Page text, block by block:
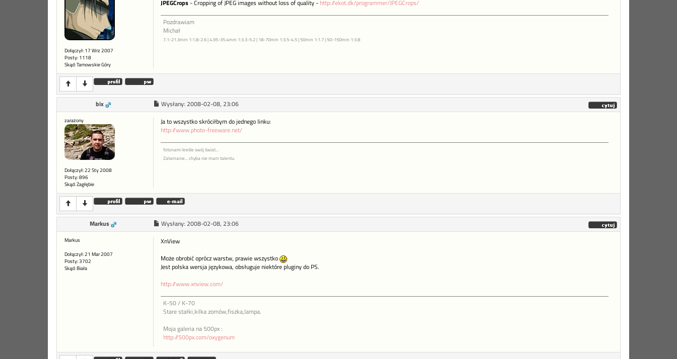
Dołączył: 17 Wrz 2007
Posty: 1118
Skąd: Tarnowskie Góry
JPEGCrops- Cropping of JPEG images without loss of quality - http://ekot.dk/programmer/JPEGCrops/
Pozdrawiam
Michał
7.1-21.3mm 1:1.8-2.6 | 4.95-35.4mm 1:3.3-5.2 | 18-70mm 1:3.5-4.5 | 50mm 1:1.7 | 50-150mm 1:3.8
bix Wysłany: 2008-02-08, 23:06
zarażony
Dołączył: 22 Sty 2008
Posty: 896
Skąd: Zagłębie
Ja to wszystko skróciłbym do jednego linku:
http://www.photo-freeware.net/
fotonami kreśle swój świat...
Załamanie... chyba nie mam talentu.
Markus Wysłany: 2008-02-08, 23:06
Markus
Dołączył: 21 Mar 2007
Posty: 3702
Skąd: Biała
XnView
Może obrobić oprócz warstw, prawie wszystko
Jest polska wersja językowa, obsługuje niektóre pluginy do PS.
http://www.xnview.com/
K-50 / K-70
Stare stałki,kilka zomów,fiszka,lampa.
Moja galeria na 500px :
http://500px.com/oxygenum